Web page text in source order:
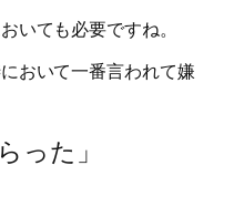
いても必要ですね。
おいて一番言われて嫌
った」